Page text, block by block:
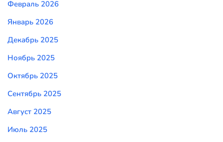
Февраль 2026
Январь 2026
Декабрь 2025
Ноябрь 2025
Октябрь 2025
Сентябрь 2025
Август 2025
Июль 2025